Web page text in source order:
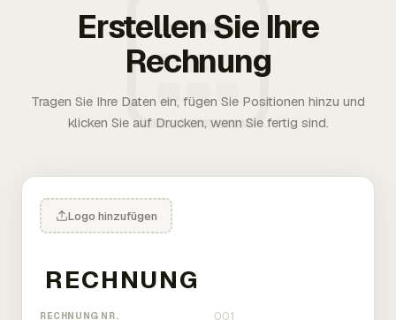
Erstellen Sie Ihre
Rechnung
Tragen Sie Ihre Daten ein, fügen Sie Positionen hinzu und
klicken Sie auf Drucken, wenn Sie fertig sind.
Logo hinzufügen
RECHNUNG NR.